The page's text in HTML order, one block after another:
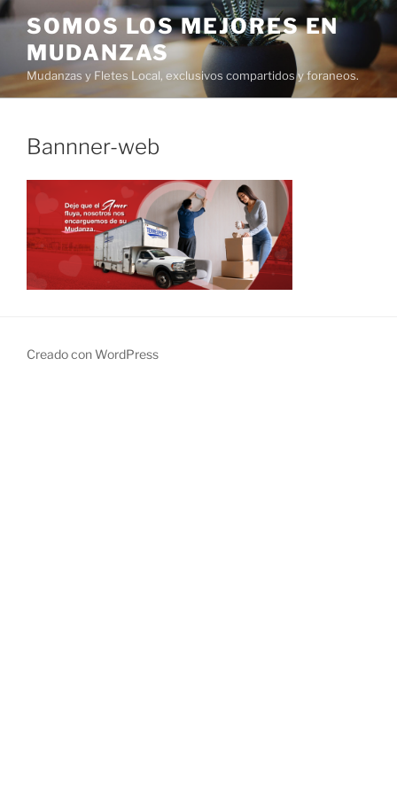
Ir
contenido
SOMOS LOS MEJORES EN
MUDANZAS
Mudanzas y Fletes Local, exclusivos compartidos y foraneos.
Bannner-web
Creado con WordPress